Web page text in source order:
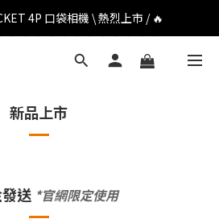
4P 口袋相機 \ 熱烈上市 / 🔥
4P 口袋相機 \ 熱烈上市 / 🔥
Ultra 雲台相機 \ 熱烈上市 / 🔥
新品上市
送 *官網限定使用